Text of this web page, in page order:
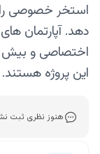
استخر خصوصی
دهد. آپارتمان‌
این پروژه هستند.
هنوز نظری ثبت